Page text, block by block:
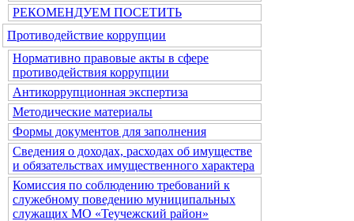
РЕКОМЕНДУЕМ ПОСЕТИТЬ
Противодействие коррупции
Нормативно правовые акты в сфере
противодействия коррупции
Антикоррупционная экспертиза
Методические материалы
Формы документов для заполнения
Сведения о доходах, расходах об имуществе
и обязательствах имущественного характера
Комиссия по соблюдению требований к
служебному поведению муниципальных
служащих МО «Теучежский район»